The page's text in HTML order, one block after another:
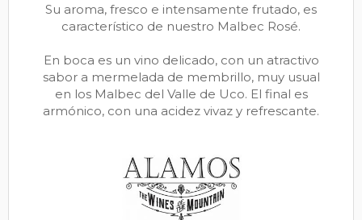
Su aroma, fresco e intensamente frutado, es
característico de nuestro Malbec Rosé.
En boca es un vino delicado, con un atractivo
sabor a mermelada de membrillo, muy usual
en los Malbec del Valle de Uco. El final es
armónico, con una acidez vivaz y refrescante.